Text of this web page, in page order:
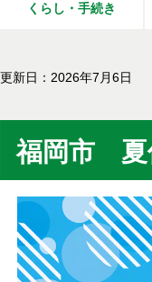
くらし・手続き
更新日：2026年7月6日
福岡市 夏